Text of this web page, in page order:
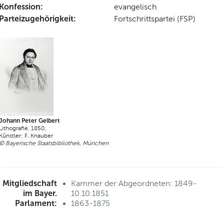
evangelisch
Fortschrittspartei (FSP)
Peter Gelbert
1850,
F. Knauber
Bayerische Staatsbibliothek, München
Mitgliedschaft
im Bayer.
Parlament:
Kammer der Abgeordneten: 1849-
10.10.1851
1863-1875